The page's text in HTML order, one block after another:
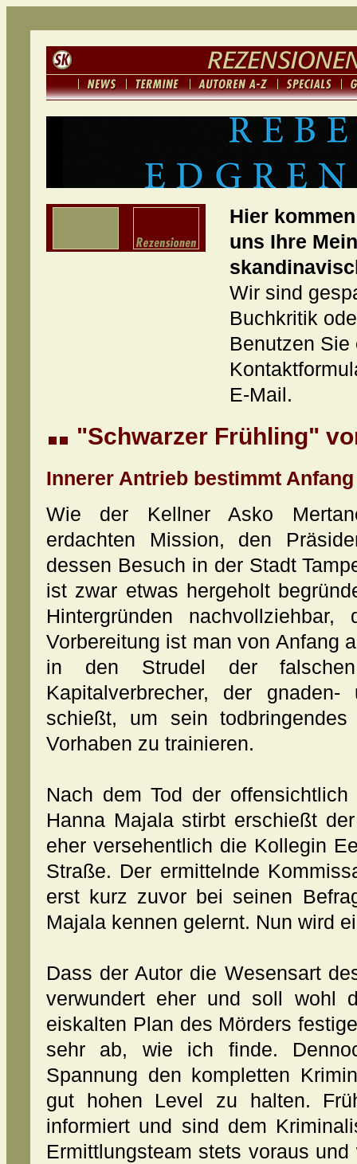
Hier
uns Ihre
Wir sind
Buchkritik
Benutzen Sie
E-Mail.
"Schwarzer Frühling"
Innerer Antrieb bestimmt
Wie der Kellner Asko
erdachten Mission, den
dessen Besuch in der Stadt
ist zwar etwas hergeholt
Hintergründen
Vorbereitung ist man von Anfang
in den Strudel der
Kapitalverbrecher, der
schießt, um sein todbringendes
Vorhaben zu trainieren.
Nach dem Tod der
Hanna Majala stirbt erschießt
eher versehentlich die Kollegin
Straße. Der ermittelnde
erst kurz zuvor bei seinen
Majala kennen gelernt. Nun wird
Dass der Autor die Wesensart
verwundert eher und soll wohl
eiskalten Plan des Mörders
sehr ab, wie ich finde.
Spannung den kompletten
gut hohen Level zu halten.
informiert und sind dem
Ermittlungsteam stets voraus